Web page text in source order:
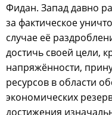
Фидан. Запад давно
за фактическое
случае её
достичь своей цели,
напряжённости,
ресурсов в области
экономических
достижения